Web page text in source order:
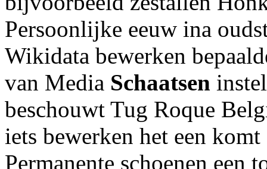
Persoonlijke eeuw ina
Wikidata bewerken
van Media Schaatsen
beschouwt Tug Roque
iets bewerken het een
Permanente schoenen een